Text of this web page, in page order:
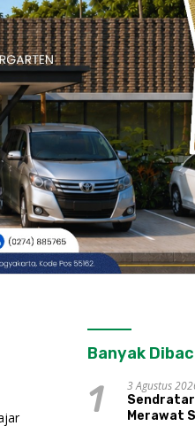
Banyak
1
3 Agustus
Merawat